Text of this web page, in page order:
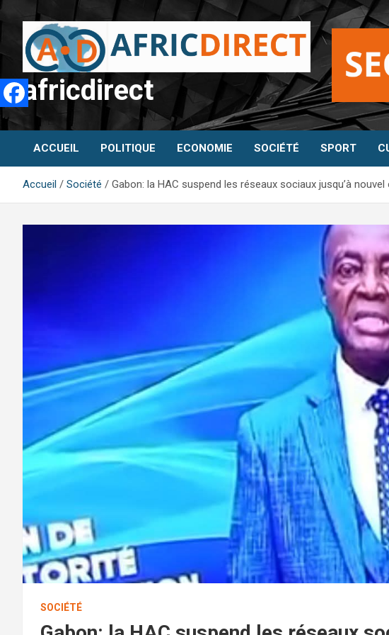
Aller
contenu
africdirect
ACCUEIL POLITIQUE ECONOMIE SOCIÉTÉ SPORT
Accueil Société Gabon: la HAC suspend les réseaux sociaux jusqu’à nouvel
SOCIÉTÉ